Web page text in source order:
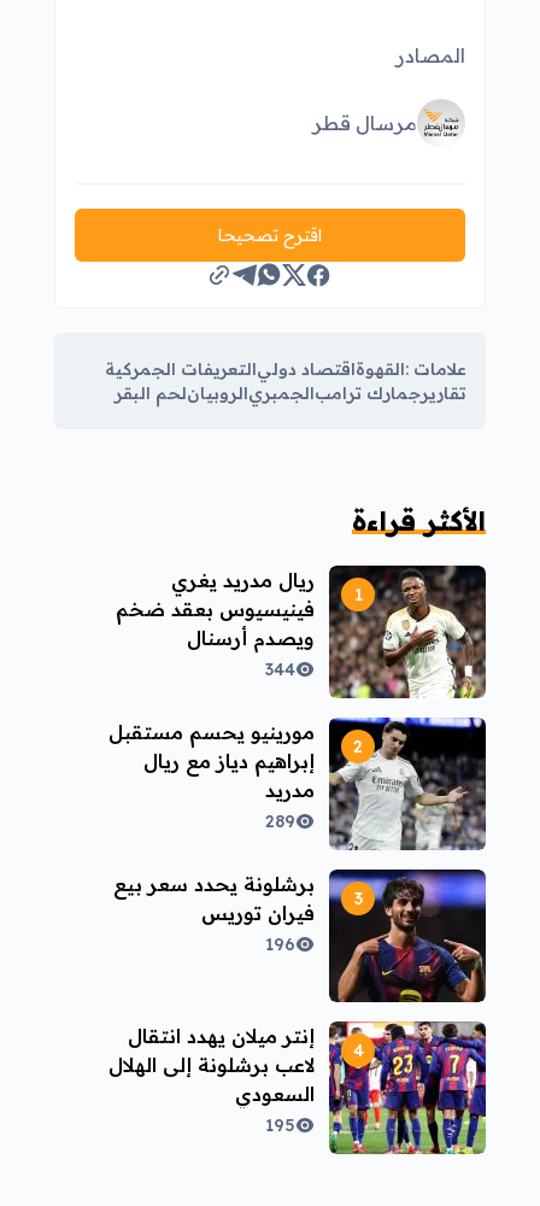
المصادر
مرسال قطر
اقترح تصحيحا
علامات :القهوةاقتصاد دوليالتعريفات الجمركية
تقاريرجمارك ترامبالجمبريالروبيانلحم البقر
الأكثر قراءة
ريال مدريد يغري
فينيسيوس بعقد ضخم
ويصدم أرسنال
344
مورينيو يحسم مستقبل
إبراهيم دياز مع ريال
مدريد
289
برشلونة يحدد سعر بيع
فيران توريس
196
إنتر ميلان يهدد انتقال
لاعب برشلونة إلى الهلال
السعودي
195